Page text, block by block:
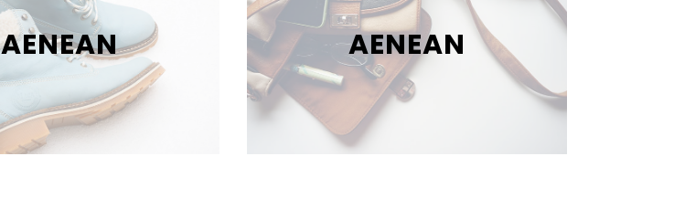
AENEAN AENEAN